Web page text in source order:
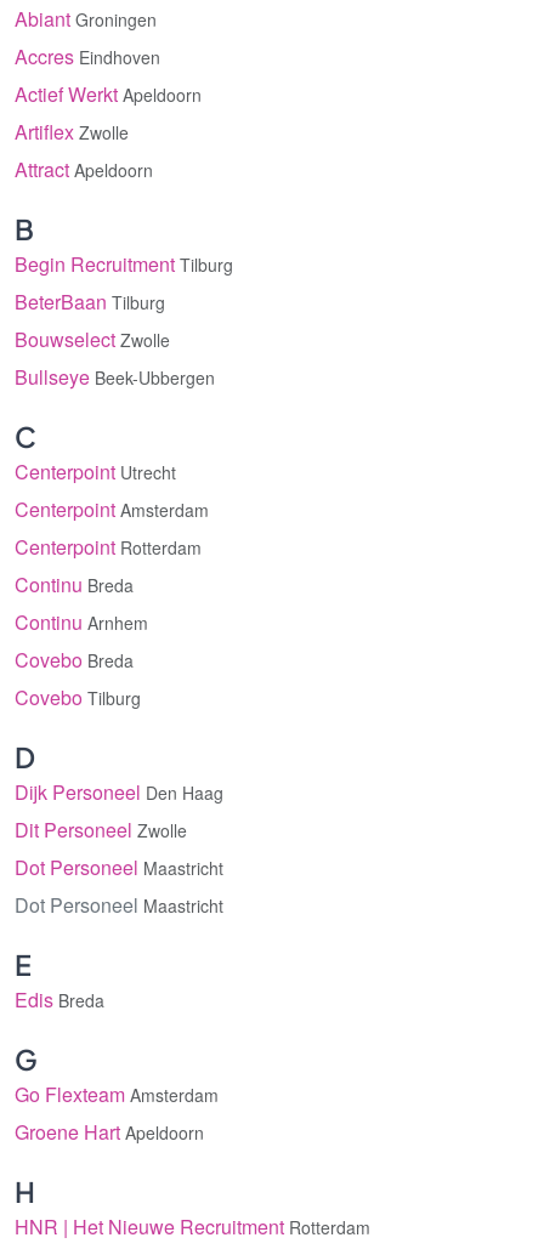
Abiant Groningen
Accres Eindhoven
Actief Werkt Apeldoorn
Artiflex Zwolle
Attract Apeldoorn
B
Begin Recruitment Tilburg
BeterBaan Tilburg
Bouwselect Zwolle
Bullseye Beek-Ubbergen
C
Centerpoint Utrecht
Centerpoint Amsterdam
Centerpoint Rotterdam
Continu Breda
Continu Arnhem
Covebo Breda
Covebo Tilburg
D
Dijk Personeel Den Haag
Dit Personeel Zwolle
Dot Personeel Maastricht
Dot Personeel Maastricht
E
Edis Breda
G
Go Flexteam Amsterdam
Groene Hart Apeldoorn
H
HNR | Het Nieuwe Recruitment Rotterdam